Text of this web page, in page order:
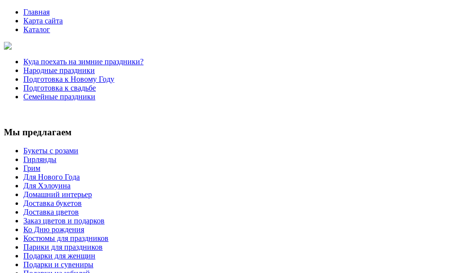
Главная
Карта сайта
Каталог
Куда поехать на зимние праздники?
Народные праздники
Подготовка к Новому Году
Подготовка к свадьбе
Семейные праздники
Мы предлагаем
Букеты с розами
Гирлянды
Грим
Для Нового Года
Для Хэлоуина
Домашний интерьер
Доставка букетов
Доставка цветов
Заказ цветов и подарков
Ко Дню рождения
Костюмы для праздников
Парики для праздников
Подарки для женщин
Подарки и сувениры